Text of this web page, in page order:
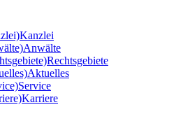
Kanzlei
Anwälte
Rechtsgebiete
Aktuelles
Service
Karriere